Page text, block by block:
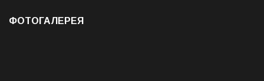
ФОТОГАЛЕРЕЯ